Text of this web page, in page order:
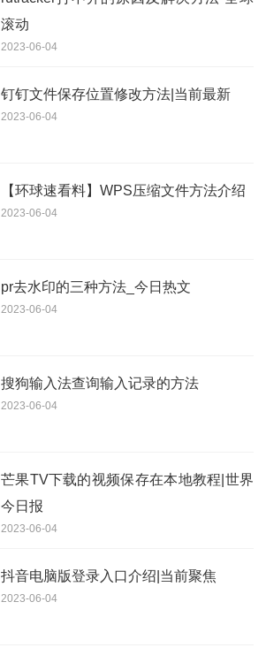
滚动
2023-06-04
钉钉文件保存位置修改方法|当前最新
2023-06-04
【环球速看料】WPS压缩文件方法介绍
2023-06-04
pr去水印的三种方法_今日热文
2023-06-04
搜狗输入法查询输入记录的方法
2023-06-04
芒果TV下载的视频保存在本地教程|世界
今日报
2023-06-04
抖音电脑版登录入口介绍|当前聚焦
2023-06-04